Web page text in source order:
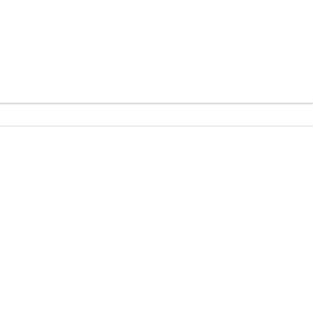
des commodités locales, des écoles et des espaces de
l'étage, un palier mezzanine dessert une grande chambre,
immatriculé au RSAC de CAEN sous le numéro 807502810